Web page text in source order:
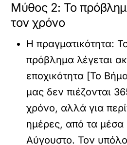
Μύθος 2: Το
τον χρόνο
Η πραγματικότητα:
πρόβλημα λέγεται
εποχικότητα [Το
μας δεν πιέζονται
χρόνο, αλλά για
ημέρες, από τα μέσα
Αύγουστο. Τον